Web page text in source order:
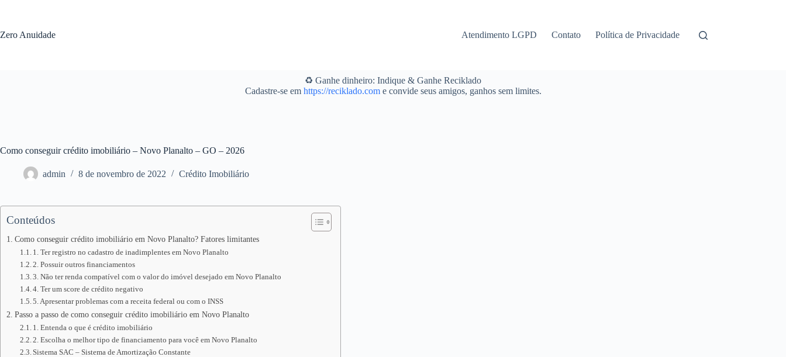
conteúdo
Zero Anuidade Atendimento LGPD Contato Política de Privacidade
♻️ Ganhe dinheiro: Indique & Ganhe Reciklado
Cadastre-se em https://reciklado.come convide seus amigos, ganhos sem limites.
Como conseguir crédito imobiliário – Novo Planalto – GO – 2026
admin 8 de novembro de 2022 Crédito Imobiliário
Conteúdos
Como conseguir crédito imobiliário em Novo Planalto? Fatores limitantes
1. Ter registro no cadastro de inadimplentes em Novo Planalto
2. Possuir outros financiamentos
3. Não ter renda compatível com o valor do imóvel desejado em Novo Planalto
4. Ter um score de crédito negativo
5. Apresentar problemas com a receita federal ou com o INSS
Passo a passo de como conseguir crédito imobiliário em Novo Planalto
1. Entenda o que é crédito imobiliário
2. Escolha o melhor tipo de financiamento para você em Novo Planalto
Sistema SAC – Sistema de Amortização Constante